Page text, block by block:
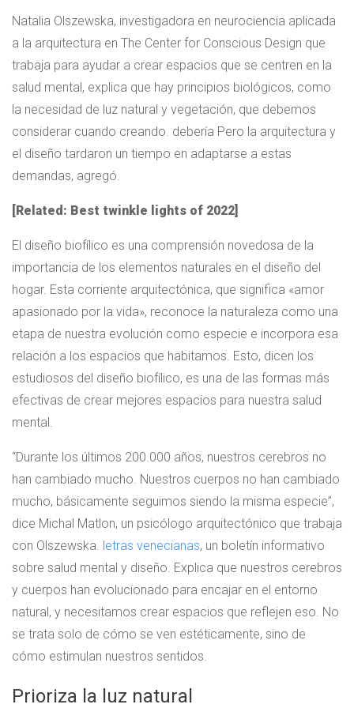
Natalia Olszewska, investigadora en neurociencia aplicada
a la arquitectura en The Center for Conscious Design que
trabaja para ayudar a crear espacios que se centren en la
salud mental, explica que hay principios biológicos, como
la necesidad de luz natural y vegetación, que debemos
considerar cuando creando. debería Pero la arquitectura y
el diseño tardaron un tiempo en adaptarse a estas
demandas, agregó.
[Related: Best twinkle lights of 2022]
El diseño biofílico es una comprensión novedosa de la
importancia de los elementos naturales en el diseño del
hogar. Esta corriente arquitectónica, que significa «amor
apasionado por la vida», reconoce la naturaleza como una
etapa de nuestra evolución como especie e incorpora esa
relación a los espacios que habitamos. Esto, dicen los
estudiosos del diseño biofílico, es una de las formas más
efectivas de crear mejores espacios para nuestra salud
mental.
“Durante los últimos 200.000 años, nuestros cerebros no
han cambiado mucho. Nuestros cuerpos no han cambiado
mucho, básicamente seguimos siendo la misma especie”,
dice Michal Matlon, un psicólogo arquitectónico que trabaja
con Olszewska. letras venecianas, un boletín informativo
sobre salud mental y diseño. Explica que nuestros cerebros
y cuerpos han evolucionado para encajar en el entorno
natural, y necesitamos crear espacios que reflejen eso. No
se trata solo de cómo se ven estéticamente, sino de
cómo estimulan nuestros sentidos.
Prioriza la luz natural